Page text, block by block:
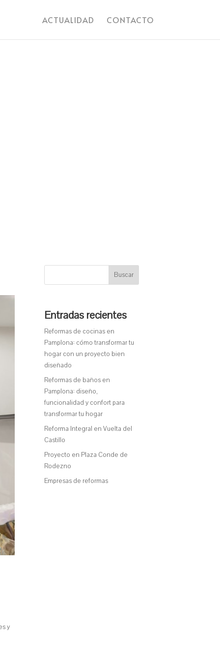
ACTUALIDAD CONTACTO
y
Buscar
Entradas recientes
Reformas de cocinas en
Pamplona: cómo transformar tu
hogar con un proyecto bien
diseñado
Reformas de baños en
Pamplona: diseño,
funcionalidad y confort para
transformar tu hogar
Reforma Integral en Vuelta del
Castillo
Proyecto en Plaza Conde de
Rodezno
Empresas de reformas